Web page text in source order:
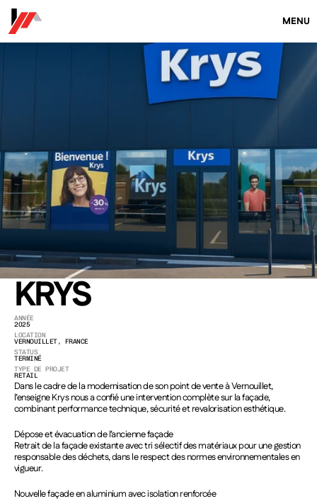
MENU
KRYS
ANNÉE
2025
LOCATION
VERNOUILLET, FRANCE
STATUS
TERMINÉ
TYPE DE PROJET
RETAIL
Dans le cadre de la modernisation de son point de vente à Vernouillet,
l’enseigne Krys nous a confié une intervention complète sur la façade,
combinant performance technique, sécurité et revalorisation esthétique.
Dépose et évacuation de l’ancienne façade
Retrait de la façade existante avec tri sélectif des matériaux pour une gestion
responsable des déchets, dans le respect des normes environnementales en
vigueur.
Nouvelle façade en aluminium avec isolation renforcée